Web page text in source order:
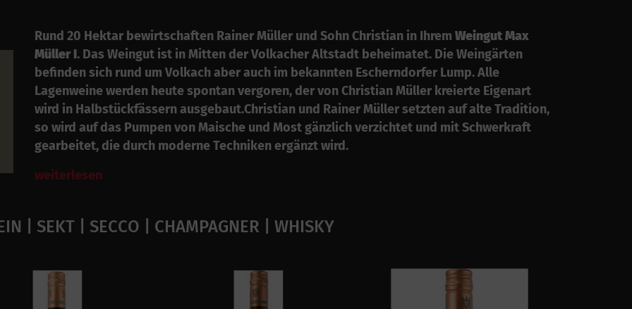
Rund 20 Hektar bewirtschaften Rainer Müller und Sohn Christian in Ihrem Weingut Max
Müller I. Das Weingut ist in Mitten der Volkacher Altstadt beheimatet. Die Weingärten
befinden sich rund um Volkach aber auch im bekannten Escherndorfer Lump. Alle
Lagenweine werden heute spontan vergoren, der von Christian Müller kreierte Eigenart
wird in Halbstückfässern ausgebaut.Christian und Rainer Müller setzten auf alte Tradition,
so wird auf das Pumpen von Maische und Most gänzlich verzichtet und mit Schwerkraft
gearbeitet, die durch moderne Techniken ergänzt wird.
weiterlesen
| SEKT | SECCO | CHAMPAGNER | WHISKY